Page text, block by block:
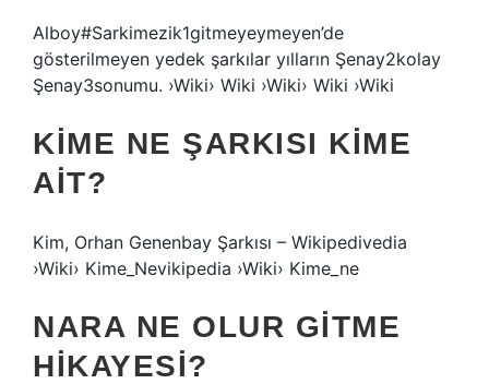
Alboy#Sarkimezik1gitmeyeymeyen’de
gösterilmeyen yedek şarkılar yılların Şenay2kolay
Şenay3sonumu. ›Wiki› Wiki ›Wiki› Wiki ›Wiki
KIME NE ŞARKISI KIME
AIT?
Kim, Orhan Genenbay Şarkısı – Wikipedivedia
›Wiki› Kime_Nevikipedia ›Wiki› Kime_ne
NARA NE OLUR GITME
HIKAYESI?